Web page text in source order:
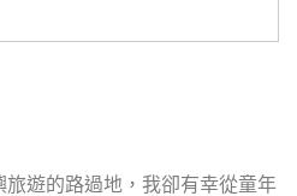
遊的路過地，我卻有幸從童年